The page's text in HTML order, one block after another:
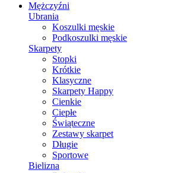
Mężczyźni
Ubrania
Koszulki męskie
Podkoszulki męskie
Skarpety
Stopki
Krótkie
Klasyczne
Skarpety Happy
Cienkie
Ciepłe
Świąteczne
Zestawy skarpet
Długie
Sportowe
Bielizna